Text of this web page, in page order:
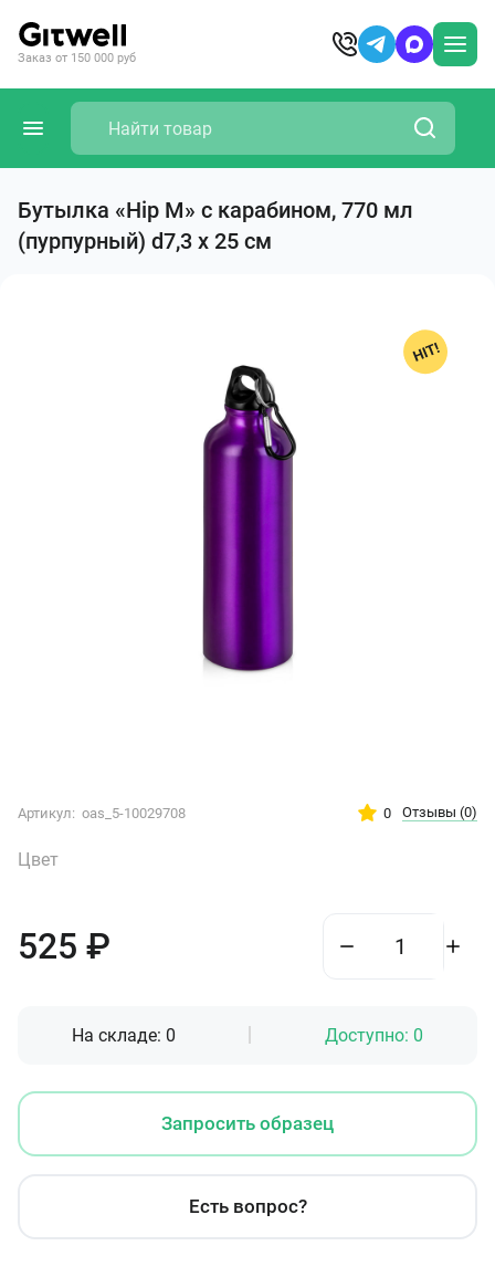
Заказ от 150 000 руб
Бутылка «Hip M» с карабином, 770 мл
(пурпурный) d7,3 х 25 см
Артикул: oas_5-10029708 0 Отзывы (0)
Цвет
525 ₽
На складе: 0 Доступно: 0
Запросить образец
Есть вопрос?